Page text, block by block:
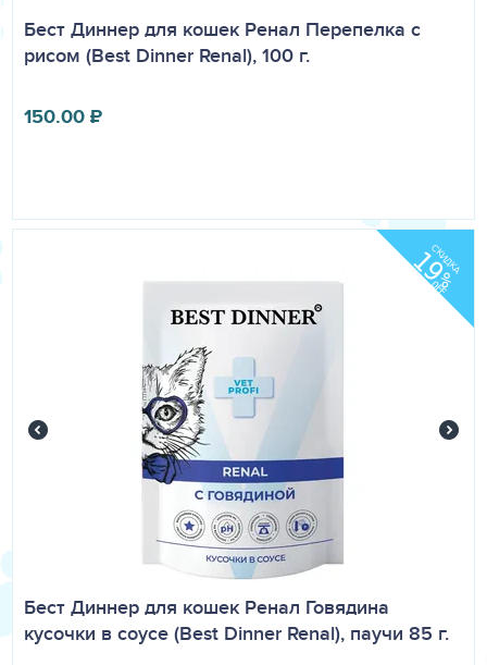
Бест Диннер для кошек Ренал Перепелка с
рисом (Best Dinner Renal), 100 г.
150.00₽
СКИДКА
19
%
OFF
Бест Диннер для кошек Ренал Говядина
кусочки в соусе (Best Dinner Renal), паучи 85 г.